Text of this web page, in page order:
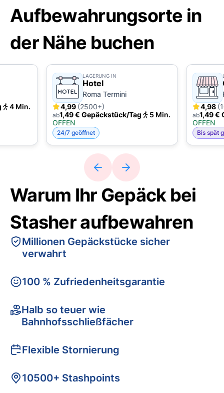
Aufbewahrungsorte in
der Nähe buchen
4 Min.
LAGERUNG IN
Hotel
Roma Termini
4,99 (2500+)
ab1,49 € Gepäckstück/Tag
5 Min.
OFFEN
24/7 geöffnet
4,98
ab1,49 €
OFFEN
Bis spät
Warum Ihr Gepäck bei
Stasher aufbewahren
Millionen Gepäckstücke sicher
verwahrt
100 % Zufriedenheitsgarantie
Halb so teuer wie
Bahnhofsschließfächer
Flexible Stornierung
10500+ Stashpoints